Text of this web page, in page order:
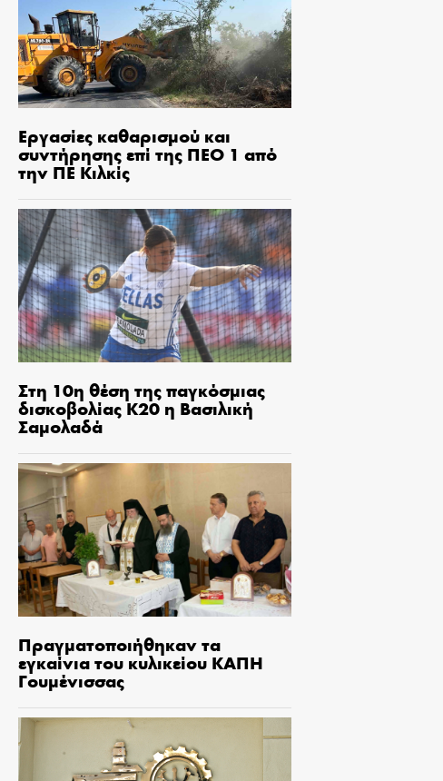
Εργασίες καθαρισμού και
συντήρησης επί της ΠΕΟ 1 από
την ΠΕ Κιλκίς
Στη 10η θέση της παγκόσμιας
δισκοβολίας Κ20 η Βασιλική
Σαμολαδά
Πραγματοποιήθηκαν τα
εγκαίνια του κυλικείου ΚΑΠΗ
Γουμένισσας